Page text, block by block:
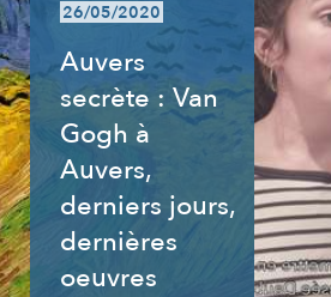
26/05/2020
Auvers
secrète : Van
Gogh à
Auvers,
derniers jours,
dernières
oeuvres